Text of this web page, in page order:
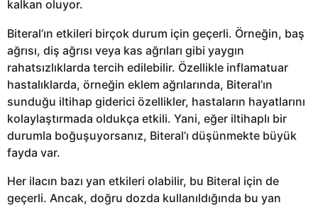
kalkan oluyor.
Biteral’ın etkileri birçok durum için geçerli. Örneğin, baş
ağrısı, diş ağrısı veya kas ağrıları gibi yaygın
rahatsızlıklarda tercih edilebilir. Özellikle inflamatuar
hastalıklarda, örneğin eklem ağrılarında, Biteral’ın
sunduğu iltihap giderici özellikler, hastaların hayatlarını
kolaylaştırmada oldukça etkili. Yani, eğer iltihaplı bir
durumla boğuşuyorsanız, Biteral’ı düşünmekte büyük
fayda var.
Her ilacın bazı yan etkileri olabilir, bu Biteral için de
geçerli. Ancak, doğru dozda kullanıldığında bu yan